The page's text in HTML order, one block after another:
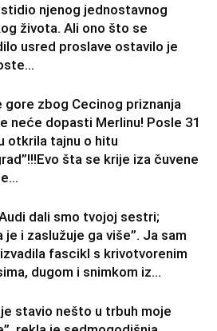
njenog jednostavnog
života. Ali ono što se
usred proslave ostavilo je
gore zbog Cecinog priznanja
neće dopasti Merlinu! Posle 31
otkrila tajnu o hitu
šta se krije iza čuvene
dali smo tvojoj sestri;
je i zaslužuje ga više”. Ja sam
fascikl s krivotvorenim
dugom i snimkom iz...
stavio nešto u trbuh moje